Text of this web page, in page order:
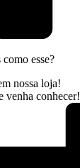
esse?
nossa loja!
venha conhecer!